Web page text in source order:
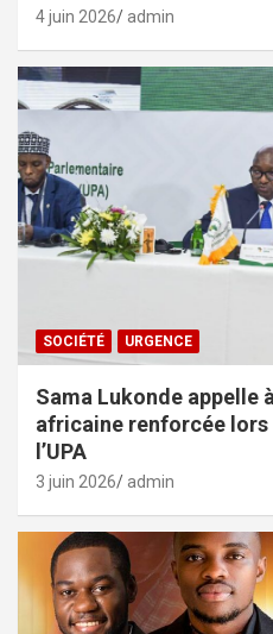
4 juin 2026 admin
SOCIÉTÉ URGENCE
Sama Lukonde appelle
africaine renforcée lors
l’UPA
3 juin 2026 admin